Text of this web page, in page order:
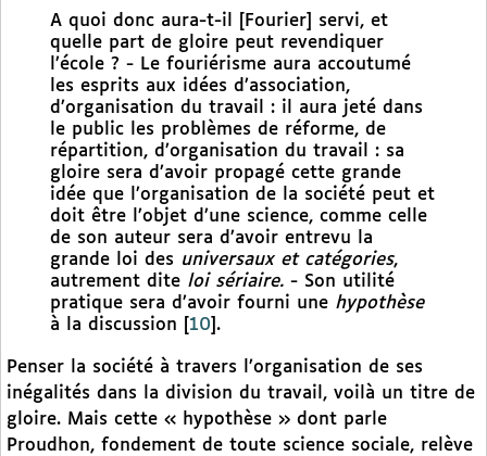
A quoi donc aura-t-il [Fourier] servi, et
quelle part de gloire peut revendiquer
l’école ? - Le fouriérisme aura accoutumé
les esprits aux idées d’association,
d’organisation du travail : il aura jeté dans
le public les problèmes de réforme, de
répartition, d’organisation du travail : sa
gloire sera d’avoir propagé cette grande
idée que l’organisation de la société peut et
doit être l’objet d’une science, comme celle
de son auteur sera d’avoir entrevu la
grande loi des universaux et catégories,
autrement dite loi sériaire. - Son utilité
pratique sera d’avoir fourni une hypothèse
à la discussion
10 .
Penser la société à travers l’organisation de ses
inégalités dans la division du travail, voilà un titre de
gloire. Mais cette « hypothèse » dont parle
Proudhon, fondement de toute science sociale, relève